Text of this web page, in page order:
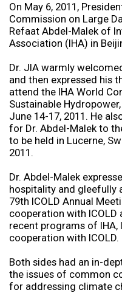
On May 6, 2011,
Commission on Large
Refaat Abdel-Malek of
Association (IHA) in
Dr. JIA warmly
and then expressed his
attend the IHA World
Sustainable
June 14-17, 2011. He
for Dr. Abdel-Malek to
to be held in Lucerne,
2011.
Dr. Abdel-Malek
hospitality and gleefully
79th ICOLD Annual
cooperation with
recent programs of
cooperation with ICOLD.
Both sides had an in-
the issues of common
for addressing climate